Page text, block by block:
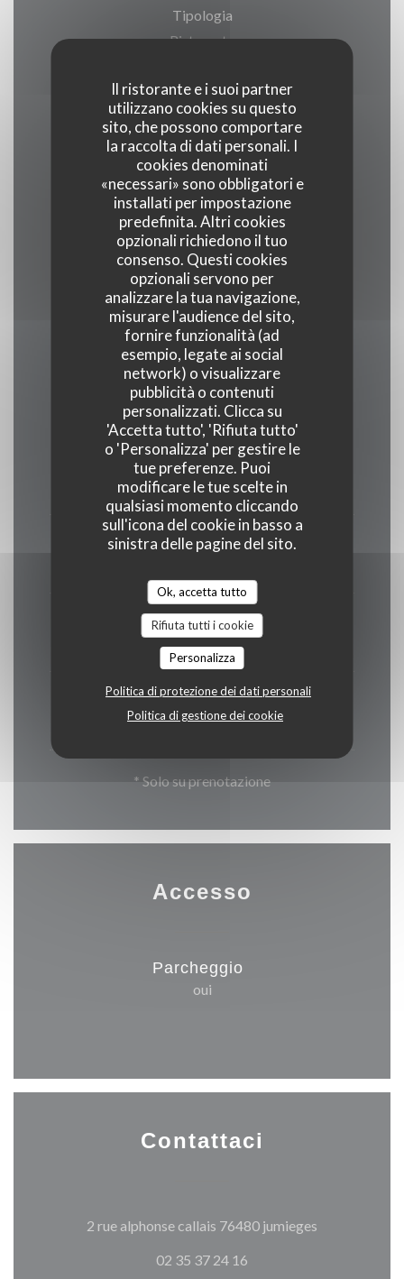
Il ristorante e i suoi partner
utilizzano cookies su questo
sito, che possono comportare
la raccolta di dati personali. I
cookies denominati
«necessari» sono obbligatori e
installati per impostazione
predefinita. Altri cookies
opzionali richiedono il tuo
consenso. Questi cookies
opzionali servono per
analizzare la tua navigazione,
misurare l'audience del sito,
fornire funzionalità (ad
esempio, legate ai social
network) o visualizzare
pubblicità o contenuti
personalizzati. Clicca su
'Accetta tutto', 'Rifiuta tutto'
o 'Personalizza' per gestire le
tue preferenze. Puoi
modificare le tue scelte in
qualsiasi momento cliccando
sull'icona del cookie in basso a
sinistra delle pagine del sito.
Ok, accetta tutto
Rifiuta tutti i cookie
Personalizza
Politica di protezione dei dati personali
Politica di gestione dei cookie
Tipologia
Ristorante
Servizi
Terrazzo, Privatizzazione, Parcheggio,
Connessione wifi
Metodo di pagamento
Visa, Titoli Restaurant, Maestro, Eurocard /
Mastercard, Contanti, Buoni vacanza, Assegni,
Bancomat, American Express
Orari
Lun-Mar
Chiuso
Mer-Ven
Sabato
12:00 - 13:30 * • 19:00 - 21:00 *
Domenica
12:00 - 13:30 *
* Solo su prenotazione
Accesso
Parcheggio
oui
Contattaci
2 rue alphonse callais 76480 jumieges
02 35 37 24 16